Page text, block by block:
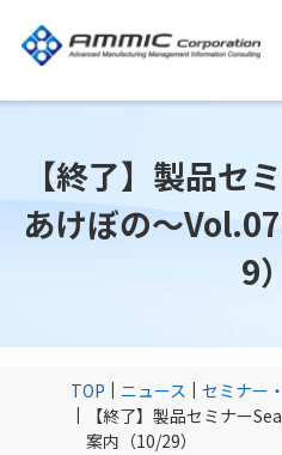
【終了】製品セ
あけぼの～
9）
TOP ニュース
セミナー
【終了】製品セミナー
案内（10/29）